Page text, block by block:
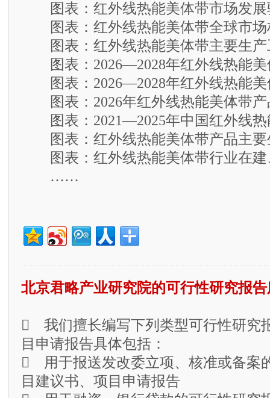
图表：红外线热能美体带市场发展
图表：红外线热能美体带全球市场
图表：红外线热能美体带主要生产
图表：2026—2028年红外线热能美
图表：2026—2028年红外线热能美
图表：2026年红外线热能美体带产
图表：2021—2025年中国红外线热
图表：红外线热能美体带产品主要
图表：红外线热能美体带行业在建
……
北京君略产业研究院的可行性研究报
 我们擅长编写下列类型可行性研究
目申请报告具体包括：
 用于报送发改委立项、核准或备案
目建议书、项目申请报告